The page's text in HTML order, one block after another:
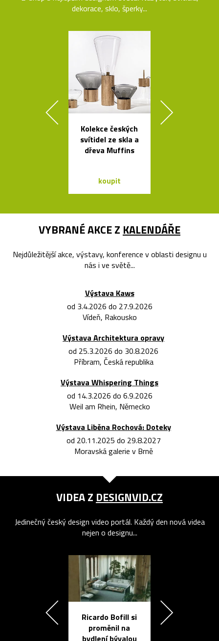
dekorace, sklo, šperky...
Kolekce českých
svítidel ze skla a
dřeva Muffins
koupit
VYBRANÉ AKCE Z KALENDÁŘE
Nejdůležitější akce, výstavy, konference v oblasti designu u
nás i ve světě...
Výstava Kaws
od 3.4.2026 do 27.9.2026
Vídeň, Rakousko
Výstava Architektura opravy
od 25.3.2026 do 30.8.2026
Příbram, Česká republika
Výstava Whispering Things
od 14.3.2026 do 6.9.2026
Weil am Rhein, Německo
Výstava Liběna Rochová: Doteky
od 20.11.2025 do 29.8.2027
Moravská galerie v Brně
VIDEA Z DESIGNVID.CZ
Jedinečný český design video portál. Každý den nová videa
nejen o designu...
Ricardo Bofill si
proměnil na
bydlení bývalou